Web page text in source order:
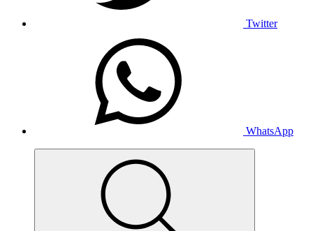
Twitter
WhatsApp